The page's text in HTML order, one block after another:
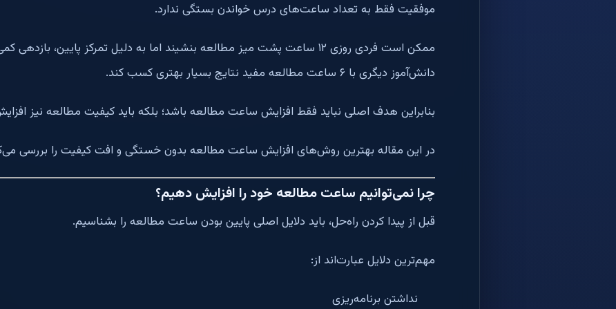
موفقیت فقط به تعداد ساعت‌های درس خواندن بستگی ندارد.
ممکن است فردی روزی ۱۲ ساعت پشت میز مطالعه بنشیند اما به دلیل تمرکز پایین،
دانش‌آموز دیگری با ۶ ساعت مطالعه مفید نتایج بسیار بهتری کسب کند.
بنابراین هدف اصلی نباید فقط افزایش ساعت مطالعه باشد؛ بلکه باید کیفیت مطالعه نیز
در این مقاله بهترین روش‌های افزایش ساعت مطالعه بدون خستگی و افت کیفیت را بررسی
چرا نمی‌توانیم ساعت مطالعه خود را افزایش دهیم؟
قبل از پیدا کردن راه‌حل، باید دلایل اصلی پایین بودن ساعت مطالعه را بشناسیم.
مهم‌ترین دلایل عبارت‌اند از:
نداشتن برنامه‌ریزی